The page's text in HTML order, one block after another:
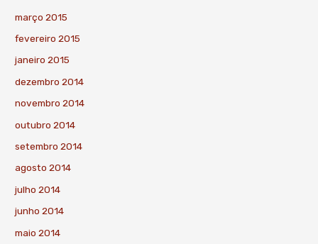
março 2015
fevereiro 2015
janeiro 2015
dezembro 2014
novembro 2014
outubro 2014
setembro 2014
agosto 2014
julho 2014
junho 2014
maio 2014